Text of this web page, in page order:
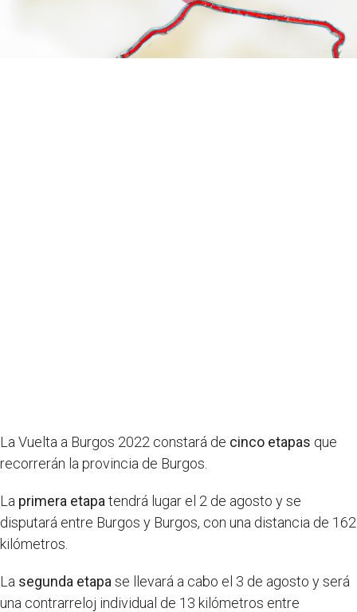
La Vuelta a Burgos 2022 constará de cinco etapas que
recorrerán la provincia de Burgos.
La primera etapa tendrá lugar el 2 de agosto y se
disputará entre Burgos y Burgos, con una distancia de 162
kilómetros.
La segunda etapa se llevará a cabo el 3 de agosto y será
una contrarreloj individual de 13 kilómetros entre